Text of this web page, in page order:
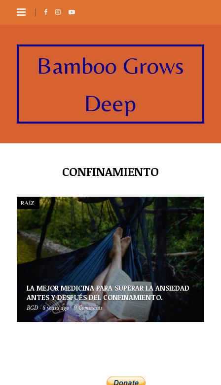
Bamboo Grows
Deep
CONFINAMIENTO
RAÍZ
LA MEJOR MEDICINA PARA SUPERAR LA ANSIEDAD
ANTES Y DESPUÉS DEL CONFINAMIENTO.
BGD · 6 years ago · 0 Comments